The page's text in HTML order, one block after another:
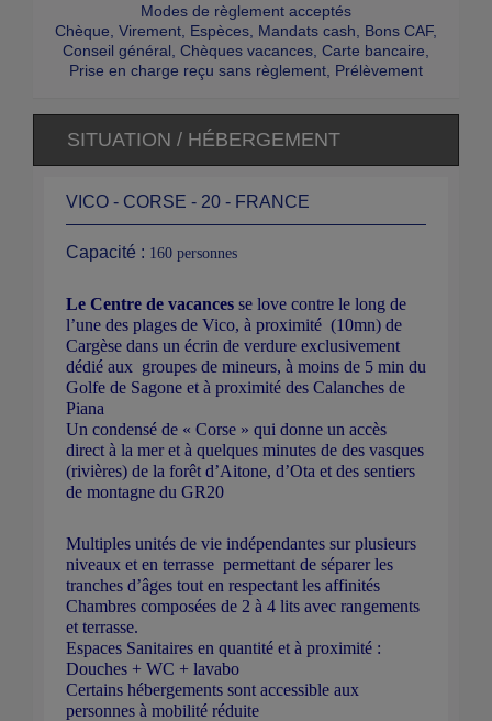
Modes de règlement acceptés
Chèque, Virement, Espèces, Mandats cash, Bons CAF,
Conseil général, Chèques vacances, Carte bancaire,
Prise en charge reçu sans règlement, Prélèvement
SITUATION / HÉBERGEMENT
VICO - CORSE - 20 - FRANCE
Capacité : 160 personnes
Le Centre de vacances se love contre le long de
l’une des plages de Vico, à proximité (10mn) de
Cargèse dans un écrin de verdure exclusivement
dédié aux groupes de mineurs, à moins de 5 min du
Golfe de Sagone et à proximité des Calanches de
Piana
Un condensé de « Corse » qui donne un accès
direct à la mer et à quelques minutes de des vasques
(rivières) de la forêt d’Aitone, d’Ota et des sentiers
de montagne du GR20
Multiples unités de vie indépendantes sur plusieurs
niveaux et en terrasse permettant de séparer les
tranches d’âges tout en respectant les affinités
Chambres composées de 2 à 4 lits avec rangements
et terrasse.
Espaces Sanitaires en quantité et à proximité :
Douches + WC + lavabo
Certains hébergements sont accessible aux
personnes à mobilité réduite